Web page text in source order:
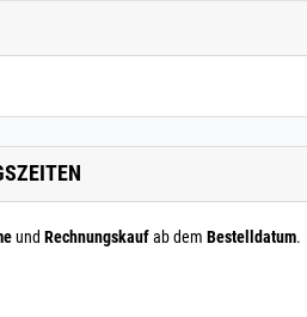
und Rechnungskaufab dem Bestelldatum.